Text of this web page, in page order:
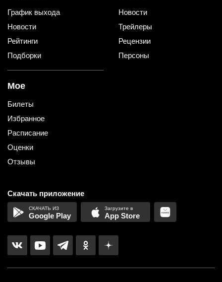
График выхода
Новости
Рейтинги
Подборки
Новости
Трейлеры
Рецензии
Персоны
Мое
Билеты
Избранное
Расписание
Оценки
Отзывы
Скачать приложение
Google Play App Store